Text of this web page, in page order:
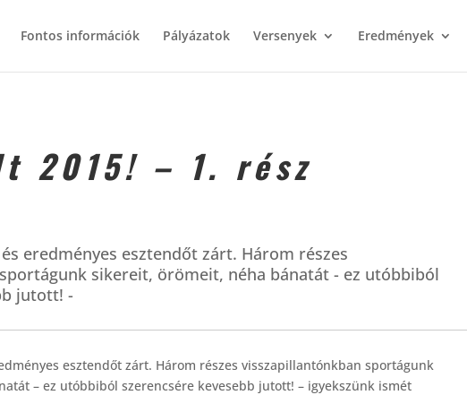
Fontos információk Pályázatok Versenyek Eredmények
2015! – 1. rész
eredményes esztendőt zárt. Három részes
sikereit, örömeit, néha bánatát - ez utóbbiból
jutott! -
esztendőt zárt. Három részes visszapillantónkban sportágunk
– ez utóbbiból szerencsére kevesebb jutott! – igyekszünk ismét